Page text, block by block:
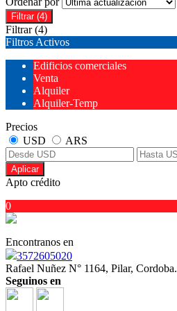
Filtrar (4)
Filtrar (4)
Filtros Activos
Edificios comerciales
Venta
Alquiler
Alquiler-Temp
Precios
USD
ARS
Aplicar
Apto crédito
0
Encontranos en
3572605020
Rafael Nuñez N° 1164, Pilar, Cordoba.
Seguinos en